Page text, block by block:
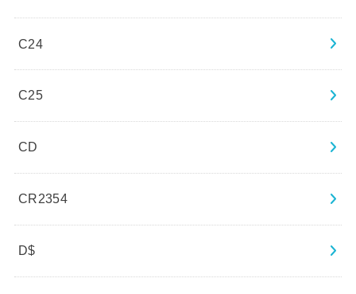
C24
C25
CD
CR2354
D$